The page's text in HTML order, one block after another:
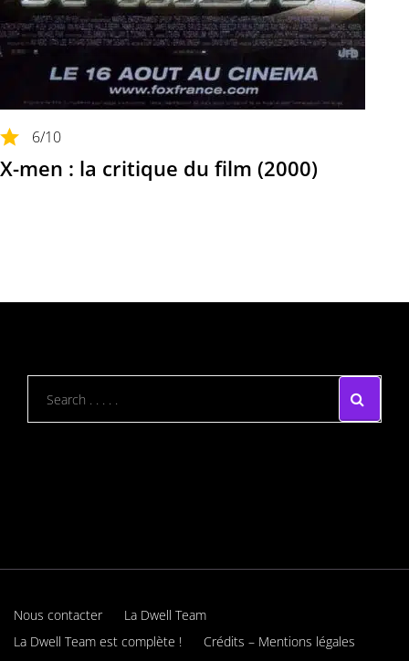
6/10
X-men : la critique du film (2000)
Nous contacter
La Dwell Team
La Dwell Team est complète !
Crédits – Mentions légales